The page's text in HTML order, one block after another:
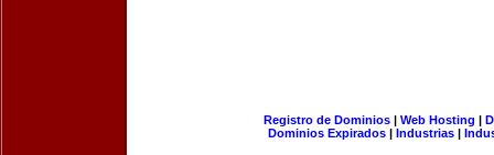
Registro de Dominios| Web Hosting |
Dominios Expirados | Industrias |